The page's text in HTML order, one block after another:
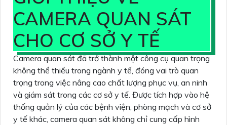
CAMERA QUAN SÁT
CHO CƠ SỞ Y TẾ
Camera quan sát đã trở thành một công cụ quan trọng
không thể thiếu trong ngành y tế, đóng vai trò quan
trọng trong việc nâng cao chất lượng phục vụ, an ninh
và giám sát trong các cơ sở y tế. Được tích hợp vào hệ
thống quản lý của các bệnh viện, phòng mạch và cơ sở
y tế khác, camera quan sát không chỉ cung cấp hình